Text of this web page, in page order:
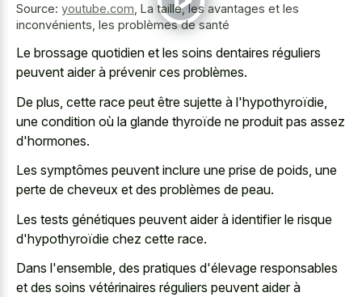
Source: youtube.com La taille, les avantages et les
inconvénients, les problèmes de santé
Le brossage quotidien et les soins dentaires réguliers
peuvent aider à prévenir ces problèmes.
De plus, cette race peut être sujette à l'hypothyroïdie,
une condition où la glande thyroïde ne produit pas assez
d'hormones.
Les symptômes peuvent inclure une prise de poids, une
perte de cheveux et des problèmes de peau.
Les tests génétiques peuvent aider à identifier le risque
d'hypothyroïdie chez cette race.
Dans l'ensemble, des pratiques d'élevage responsables
et des soins vétérinaires réguliers peuvent aider à